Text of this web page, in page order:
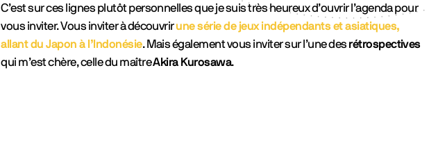
C’est sur ces lignes plutôt personnelles que je suis très heureux d’ouvrir l’agenda pour
vous inviter. Vous inviter à découvrirune série de jeux indépendants et asiatiques,
allant du Japon à l’Indonésie. Mais également vous inviter sur l’une des rétrospectives
qui m’est chère, celle du maîtreAkira Kurosawa.